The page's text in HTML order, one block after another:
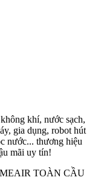
khí, nước sạch,
gia dụng, robot hút
nước... thương hiệu
mãi uy tín!
TOÀN CẦU